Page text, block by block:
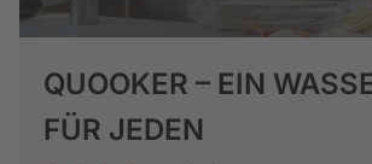
QUOOKER – EIN
FÜR JEDEN